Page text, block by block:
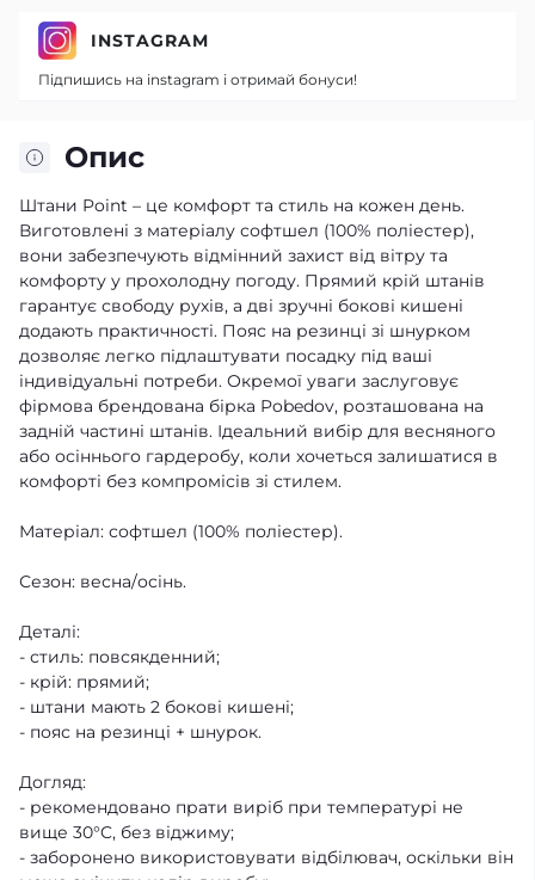
Опис
Штани Point – це комфорт та стиль на кожен день.
Виготовлені з матеріалу софтшел (100% поліестер),
вони забезпечують відмінний захист від вітру та
комфорту у прохолодну погоду. Прямий крій штанів
гарантує свободу рухів, а дві зручні бокові кишені
додають практичності. Пояс на резинці зі шнурком
дозволяє легко підлаштувати посадку під ваші
індивідуальні потреби. Окремої уваги заслуговує
фірмова брендована бірка Pobedov, розташована на
задній частині штанів. Ідеальний вибір для весняного
або осіннього гардеробу, коли хочеться залишатися в
комфорті без компромісів зі стилем.
Матеріал: софтшел (100% поліестер).
Сезон: весна/осінь.
Деталі:
- стиль: повсякденний;
- крій: прямий;
- штани мають 2 бокові кишені;
- пояс на резинці + шнурок.
Догляд:
- рекомендовано прати виріб при температурі не
вище 30°C, без віджиму;
- заборонено використовувати відбілювач, оскільки він
INSTAGRAM
Підпишись на instagram і отримай бонуси!